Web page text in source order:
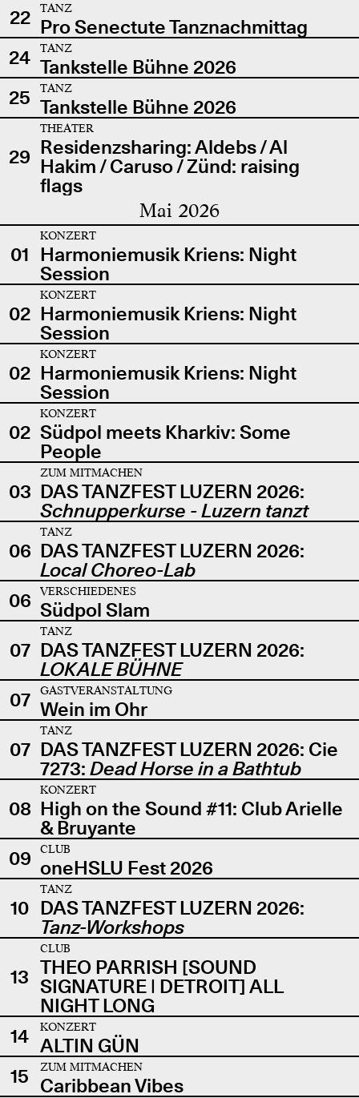
22
TANZ
Pro Senectute Tanznachmittag
24
TANZ
Tankstelle Bühne 2026
25
TANZ
Tankstelle Bühne 2026
29
THEATER
Residenzsharing: Aldebs / Al
Hakim / Caruso / Zünd: raising
flags
Mai 2026
01
KONZERT
Harmoniemusik Kriens: Night
Session
02
KONZERT
Harmoniemusik Kriens: Night
Session
02
KONZERT
Harmoniemusik Kriens: Night
Session
02
KONZERT
Südpol meets Kharkiv: Some
People
03
ZUM MITMACHEN
DAS TANZFEST LUZERN 2026:
Schnupperkurse - Luzern tanzt
06
TANZ
DAS TANZFEST LUZERN 2026:
Local Choreo-Lab
06
VERSCHIEDENES
Südpol Slam
07
TANZ
DAS TANZFEST LUZERN 2026:
LOKALE BÜHNE
07
GASTVERANSTALTUNG
Wein im Ohr
07
TANZ
DAS TANZFEST LUZERN 2026: Cie
7273: Dead Horse in a Bathtub
08
KONZERT
High on the Sound #11: Club Arielle
& Bruyante
09
CLUB
oneHSLU Fest 2026
10
TANZ
DAS TANZFEST LUZERN 2026:
Tanz-Workshops
13
CLUB
THEO PARRISH [SOUND
SIGNATURE | DETROIT] ALL
NIGHT LONG
14
KONZERT
ALTIN GÜN
15
ZUM MITMACHEN
Caribbean Vibes